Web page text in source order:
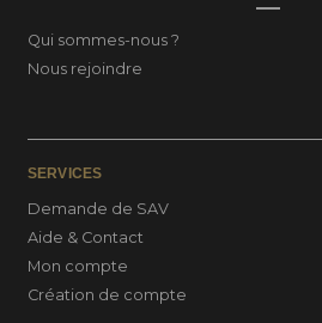
Qui sommes-nous ?
Nous rejoindre
SERVICES
Demande de SAV
Aide & Contact
Mon compte
Création de compte